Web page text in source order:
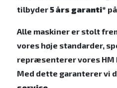
tilbyder 5 års garanti*
Alle maskiner er stolt
vores høje standarder,
repræsenterer vores HM
Med dette garanterer vi